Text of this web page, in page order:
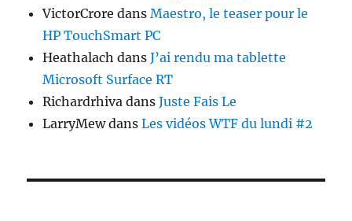
VictorCrore dansMaestro, le teaser pour le
HP TouchSmart PC
Heathalach dansJ’ai rendu ma tablette
Microsoft Surface RT
Richardrhiva dansJuste Fais Le
LarryMewdansLes vidéos WTF du lundi #2